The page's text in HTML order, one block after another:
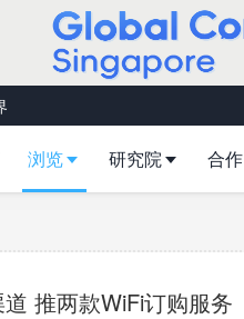
浏览 研究院 合作
推两款WiFi订购服务